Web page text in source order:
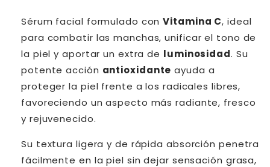
Sérum facial formulado conVitamina C, ideal
para combatir las manchas, unificar el tono de
la piel y aportar un extra de luminosidad. Su
potente acción antioxidante ayuda a
proteger la piel frente a los radicales libres,
favoreciendo un aspecto más radiante, fresco
y rejuvenecido.
Su textura ligera y de rápida absorción penetra
fácilmente en la piel sin dejar sensación grasa,